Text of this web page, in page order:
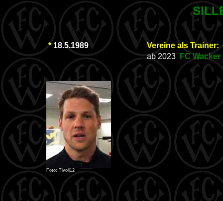
*18.5.1989
Vereine als Trainer:
ab 2023
FC
Foto: Tivoli12